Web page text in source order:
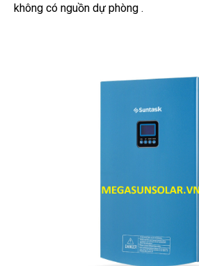
không có nguồn dự phòng .